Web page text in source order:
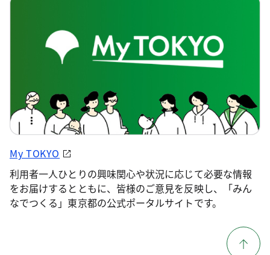
My TOKYO
利用者一人ひとりの興味関心や状況に応じて必要な情報
をお届けするとともに、皆様のご意見を反映し、「みん
なでつくる」東京都の公式ポータルサイトです。